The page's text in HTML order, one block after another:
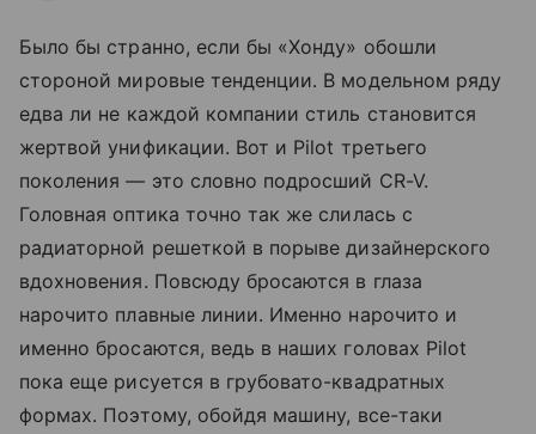
Было бы странно, если бы «Хонду» обошли
стороной мировые тенденции. В модельном ряду
едва ли не каждой компании стиль становится
жертвой унификации. Вот и Pilot третьего
поколения — это словно подросший CR-V.
Головная оптика точно так же слилась с
радиаторной решеткой в порыве дизайнерского
вдохновения. Повсюду бросаются в глаза
нарочито плавные линии. Именно нарочито и
именно бросаются, ведь в наших головах Pilot
пока еще рисуется в грубовато-квадратных
формах. Поэтому, обойдя машину, все-таки